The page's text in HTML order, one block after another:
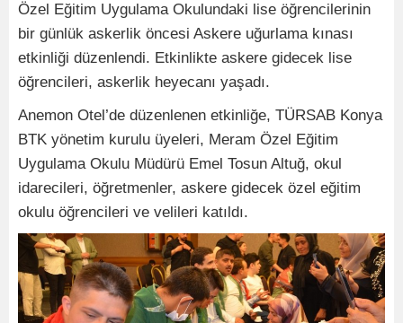
Özel Eğitim Uygulama Okulundaki lise öğrencilerinin
bir günlük askerlik öncesi Askere uğurlama kınası
etkinliği düzenlendi. Etkinlikte askere gidecek lise
öğrencileri, askerlik heyecanı yaşadı.
Anemon Otel’de düzenlenen etkinliğe, TÜRSAB Konya
BTK yönetim kurulu üyeleri, Meram Özel Eğitim
Uygulama Okulu Müdürü Emel Tosun Altuğ, okul
idarecileri, öğretmenler, askere gidecek özel eğitim
okulu öğrencileri ve velileri katıldı.